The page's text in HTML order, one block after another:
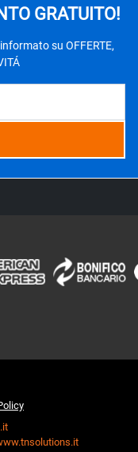
GRATUITO!
su OFFERTE,